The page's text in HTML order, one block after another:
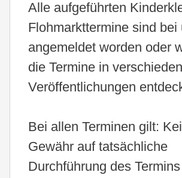
Alle aufgeführten
Flohmarkttermine sind bei
angemeldet worden oder
die Termine in
Veröffentlichungen
Bei allen Terminen gilt:
Gewähr auf tatsächliche
Durchführung des